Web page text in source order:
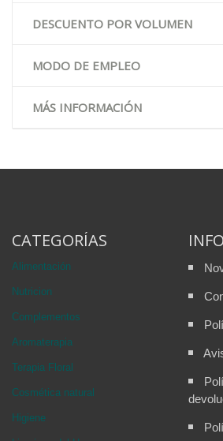
DESCUENTO POR VOLUMEN
MODO DE EMPLEO
MÁS INFORMACIÓN
CATEGORÍAS
Alimentación
Nutricion
Complementos
Aromaterapia
Terapia Floral
Cosmética natural
Higiene